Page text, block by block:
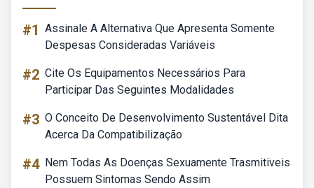
#1 Assinale A Alternativa Que Apresenta Somente
Despesas Consideradas Variáveis
#2 Cite Os Equipamentos Necessários Para
Participar Das Seguintes Modalidades
#3 O Conceito De Desenvolvimento Sustentável Dita
Acerca Da Compatibilização
#4 Nem Todas As Doenças Sexuamente Trasmitiveis
Possuem Sintomas Sendo Assim